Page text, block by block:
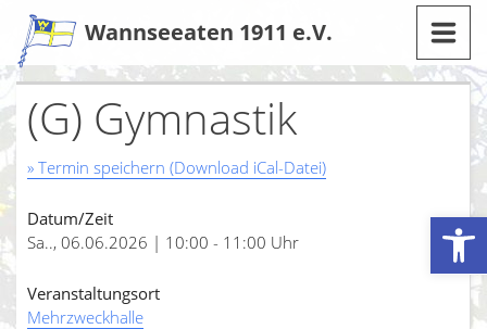
Werkzeugleiste öffnen
Zum
Inhalt
Wannseeaten 1911 e.V.
(G) Gymnastik
» Termin speichern (Download iCal-Datei)
Datum/Zeit
Sa.., 06.06.2026 | 10:00 - 11:00 Uhr
Veranstaltungsort
Mehrzweckhalle